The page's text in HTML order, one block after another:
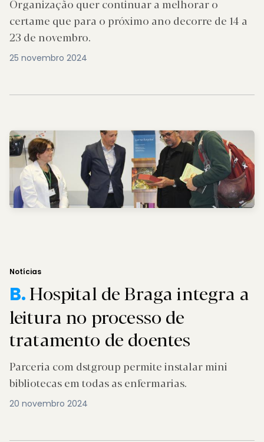
Organização quer continuar a melhorar o
certame que para o próximo ano decorre de 14 a
23 de novembro.
25 novembro 2024
Notícias
B.Hospital de Braga integra a
leitura no processo de
tratamento de doentes
Parceria com dstgroup permite instalar mini
bibliotecas em todas as enfermarias.
20 novembro 2024